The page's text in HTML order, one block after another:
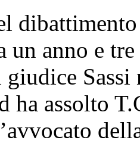
un anno e
ha assolto